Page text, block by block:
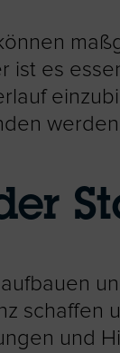
ist es
schaffen
und